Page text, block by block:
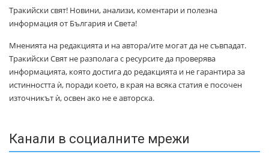
Тракийски свят! Новини, анализи, коментари и полезна
информация от България и Света!
Мненията на редакцията и на автора/ите могат да не съвпадат.
Тракийски Свят не разполага с ресурсите да проверява
информацията, която достига до редакцията и не гарантира за
истинността ѝ, поради което, в края на всяка статия е посочен
източникът ѝ, освен ако не е авторска.
Канали в социалните мрежи